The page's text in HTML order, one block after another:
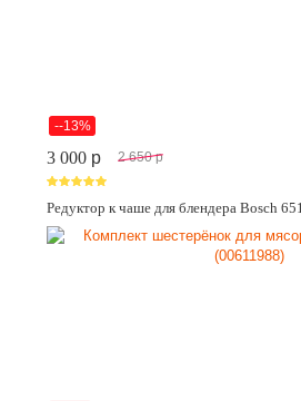
--13%
3 000 p 2 650 p
Редуктор к чаше для блендера Bosch